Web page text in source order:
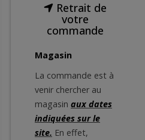
Retrait de
votre
commande
Magasin
La commande est à
venir chercher au
magasin aux dates
indiquées sur le
site. En effet,